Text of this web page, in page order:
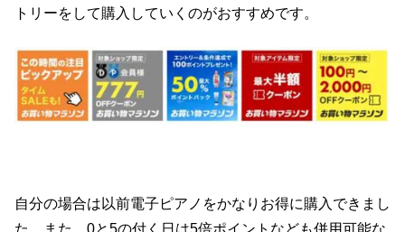
トリーをして購入していくのがおすすめです。
自分の場合は以前電子ピアノをかなりお得に購入できまし
た。また、0と5の付く日は5倍ポイントなども併用可能な